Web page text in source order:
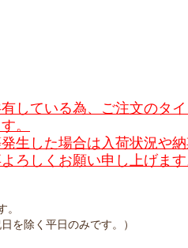
している為、ご注文のタ
。
生した場合は入荷状況や
ろしくお願い申し上げま
。
を除く平日のみです。）